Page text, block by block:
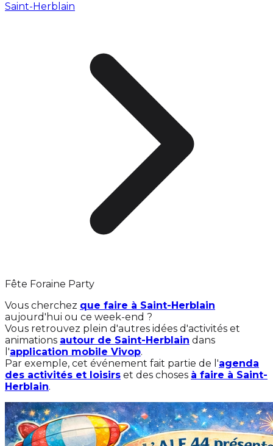
Saint-Herblain
Fête Foraine Party
Vous cherchez que faire à Saint-Herblain
aujourd'hui ou ce week-end ?
Vous retrouvez plein d'autres idées d'activités et
animations autour de Saint-Herblain dans
l'application mobile Vivop.
Par exemple, cet événement fait partie de l'agenda
des activités et loisirs et des choses à faire à Saint-
Herblain.